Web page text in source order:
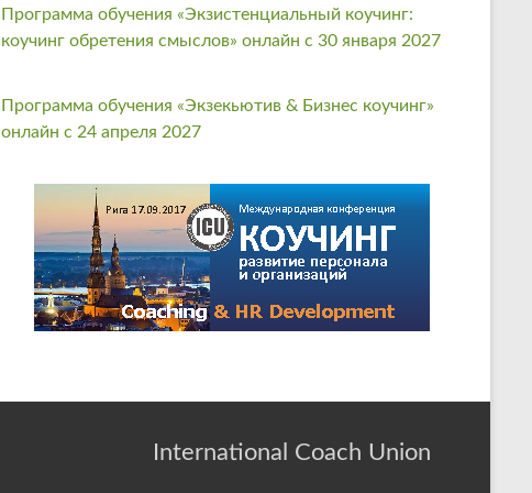
Программа обучения «Экзистенциальный коучинг:
коучинг обретения смыслов» онлайн с 30 января 2027
Программа обучения «Экзекьютив & Бизнес коучинг»
онлайн с 24 апреля 2027
International Coach Union